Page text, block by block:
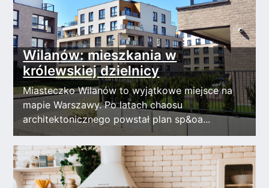
Wilanów: mieszkania w
królewskiej dzielnicy
Miasteczko Wilanów to wyjątkowe miejsce na
mapie Warszawy. Po latach chaosu
architektonicznego powstał plan sp&oa...